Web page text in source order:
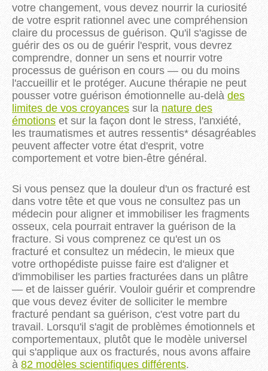
votre changement, vous devez nourrir la curiosité
de votre esprit rationnel avec une compréhension
claire du processus de guérison. Qu'il s'agisse de
guérir des os ou de guérir l'esprit, vous devrez
comprendre, donner un sens et nourrir votre
processus de guérison en cours — ou du moins
l'accueillir et le protéger. Aucune thérapie ne peut
pousser votre guérison émotionnelle au-delà des
limites de vos croyances sur la nature des
émotions et sur la façon dont le stress, l'anxiété,
les traumatismes et autres ressentis* désagréables
peuvent affecter votre état d'esprit, votre
comportement et votre bien-être général.
Si vous pensez que la douleur d'un os fracturé est
dans votre tête et que vous ne consultez pas un
médecin pour aligner et immobiliser les fragments
osseux, cela pourrait entraver la guérison de la
fracture. Si vous comprenez ce qu'est un os
fracturé et consultez un médecin, le mieux que
votre orthopédiste puisse faire est d'aligner et
d'immobiliser les parties fracturées dans un plâtre
— et de laisser guérir. Vouloir guérir et comprendre
que vous devez éviter de solliciter le membre
fracturé pendant sa guérison, c'est votre part du
travail. Lorsqu'il s'agit de problèmes émotionnels et
comportementaux, plutôt que le modèle universel
qui s'applique aux os fracturés, nous avons affaire
à 82 modèles scientifiques différents.